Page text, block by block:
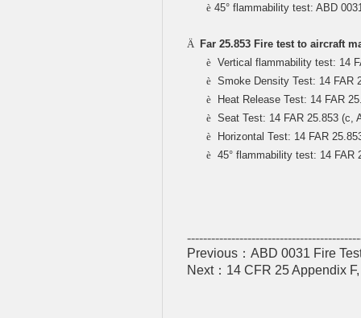
è45° flammability test: ABD
Ä Far 25.853 Fire test to aircraft
èVertical flammability test: 14
èSmoke Density Test: 14 FAR
èHeat Release Test: 14 FAR
èSeat Test: 14 FAR 25.853 (c,
èHorizontal Test: 14 FAR
è45° flammability test: 14 FAR
Previous： ABD 0031 Fire
Next： 14 CFR 25 Appendix